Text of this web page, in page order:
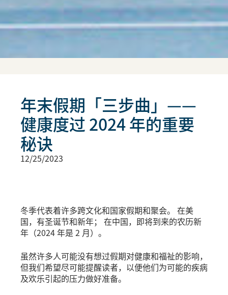
年末假期「三步曲」——
健康度过 2024 年的重要
秘诀
12/25/2023
冬季代表着许多跨文化和国家假期和聚会。 在美
国，有圣诞节和新年； 在中国，即将到来的农历新
年（2024 年是 2 月）。
虽然许多人可能没有想过假期对健康和福祉的影响，
但我们希望尽可能提醒读者，以便他们为可能的疾病
及欢乐引起的压力做好准备。